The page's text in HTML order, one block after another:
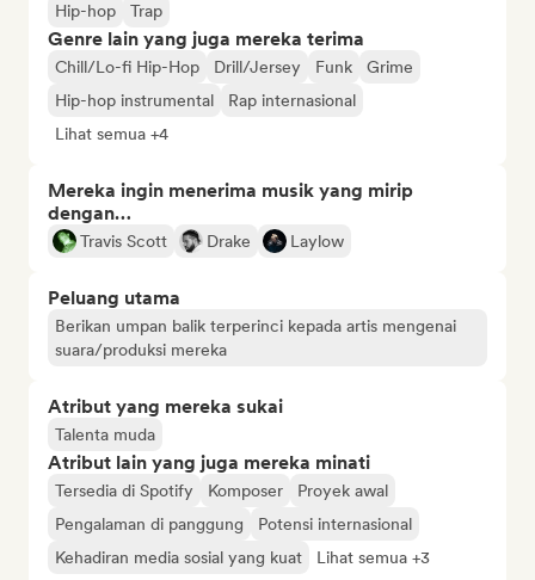
Hip-hop Trap
Genre lain yang juga mereka terima
Chill/Lo-fi Hip-Hop Drill/Jersey Funk
Grime
Hip-hop instrumental
Rap internasional
Lihat semua +4
Mereka ingin menerima musik yang mirip
dengan…
Travis Scott Drake Laylow
Peluang utama
Berikan umpan balik terperinci kepada artis mengenai
suara/produksi mereka
Atribut yang mereka sukai
Talenta muda
Atribut lain yang juga mereka minati
Tersedia di Spotify Komposer
Proyek awal
Pengalaman di panggung
Potensi internasional
Kehadiran media sosial yang kuat
Lihat semua +3